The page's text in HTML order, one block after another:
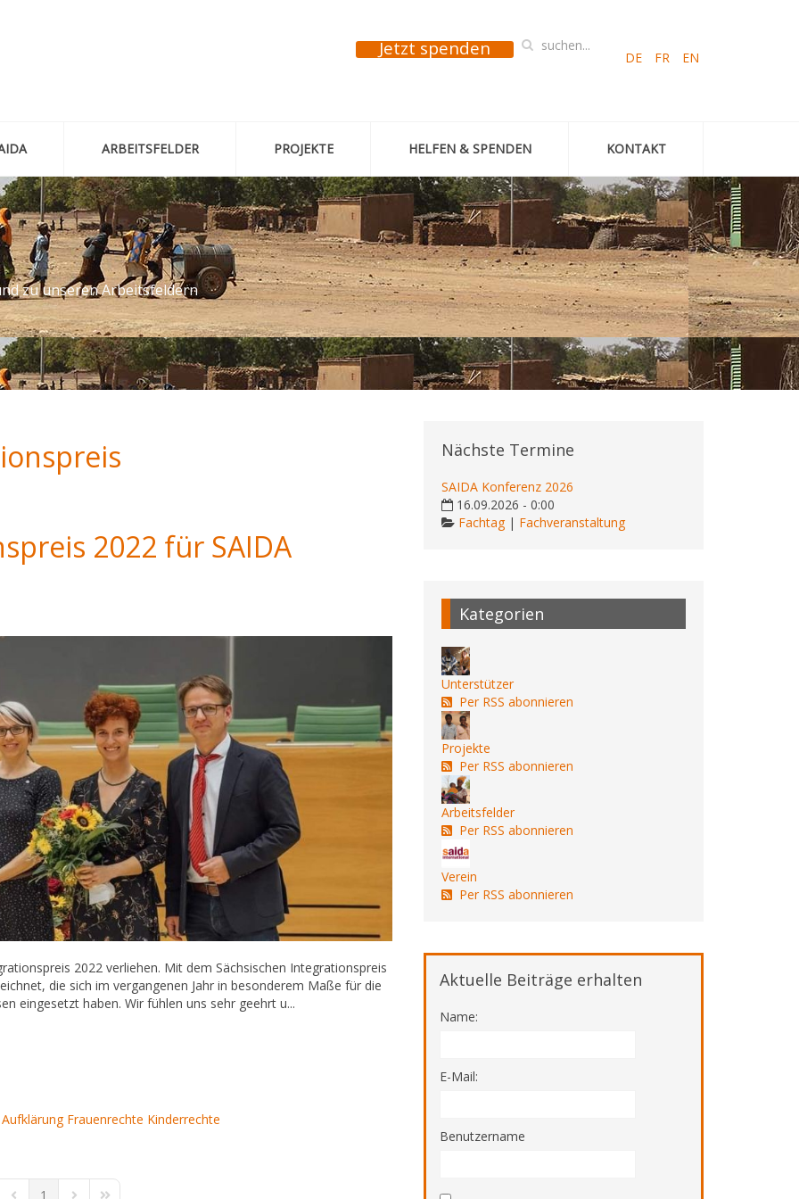
DE FR EN
Jetzt spenden
ARBEITSFELDER PROJEKTE HELFEN & SPENDEN KONTAKT
zu unseren Arbeitsfeldern
2022 für SAIDA
2022 verliehen. Mit dem Sächsischen Integrationspreis
die sich im vergangenen Jahr in besonderem Maße für die
eingesetzt haben. Wir fühlen uns sehr geehrt u...
Aufklärung Frauenrechte Kinderrechte
1
Nächste Termine
SAIDA Konferenz 2026
16.09.2026 - 0:00
Fachtag| Fachveranstaltung
Kategorien
Unterstützer
Per RSS abonnieren
Projekte
Per RSS abonnieren
Arbeitsfelder
Per RSS abonnieren
Verein
Per RSS abonnieren
Aktuelle Beiträge erhalten
Name:
E-Mail:
Benutzername